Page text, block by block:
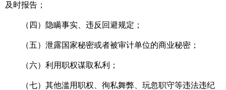
及时报告；
（四）隐瞒事实、违反回避规定；
（五）泄露国家秘密或者被审计单位的商业秘密；
（六）利用职权谋取私利；
（七）其他滥用职权、徇私舞弊、玩忽职守等违法违纪